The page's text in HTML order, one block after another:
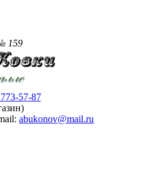
159
57-87
abukonov@mail.ru